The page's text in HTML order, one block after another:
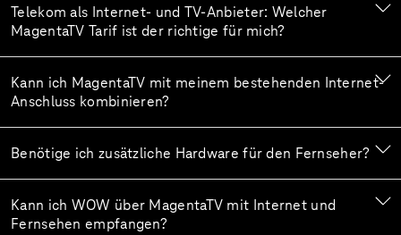
Telekom als Internet- und TV-Anbieter: Welcher
MagentaTV Tarif ist der richtige für mich?
Kann ich MagentaTV mit meinem bestehenden Internet-
Anschluss kombinieren?
Benötige ich zusätzliche Hardware für den Fernseher?
Kann ich WOW über MagentaTV mit Internet und
Fernsehen empfangen?